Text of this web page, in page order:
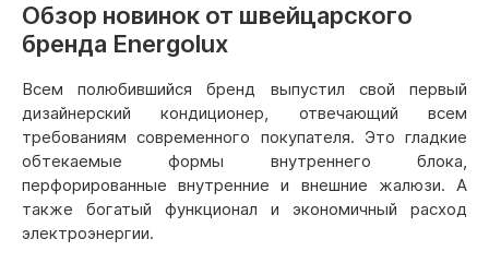
Обзор новинок от швейцарского
бренда Energolux
Всем полюбившийся бренд выпустил свой первый
дизайнерский кондиционер, отвечающий всем
требованиям современного покупателя. Это гладкие
обтекаемые формы внутреннего блока,
перфорированные внутренние и внешние жалюзи. А
также богатый функционал и экономичный расход
электроэнергии.